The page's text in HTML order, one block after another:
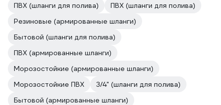
ПВХ (шланги для полива)
ПВХ (шланги для полива)
Резиновые (армированные шланги)
Бытовой (шланги для полива)
ПВХ (армированные шланги)
Морозостойкие (армированные шланги)
Морозостойкие ПВХ
3/4" (шланги для полива)
Бытовой (армированные шланги)